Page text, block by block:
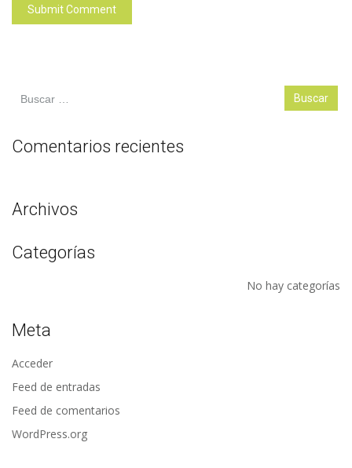
Comentarios recientes
Archivos
Categorías
No hay categorías
Meta
Acceder
Feed de entradas
Feed de comentarios
WordPress.org